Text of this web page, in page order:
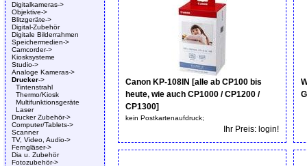
Digitalkameras->
Objektive->
Blitzgeräte->
Digital-Zubehör
Digitale Bilderrahmen
Speichermedien->
Camcorder->
Kiosksysteme
Studio->
Analoge Kameras->
Drucker->
Tintenstrahl
Thermo/Kiosk
Multifunktionsgeräte
Laser
Drucker Zubehör->
Computer/Tablets->
Scanner
TV, Video, Audio->
Ferngläser->
Dia u. Zubehör
Fotozubehör->
Canon KP-108IN [alle ab CP100 bis
heute, wie auch CP1000 / CP1200 /
CP1300]
kein Postkartenaufdruck;
Ihr Preis: login!